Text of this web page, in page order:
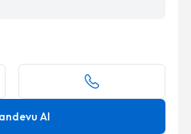
Al